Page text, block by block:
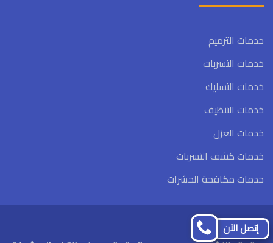
خدمات الترميم
خدمات التسربات
خدمات التسليك
خدمات التنظيف
خدمات العزل
خدمات كشف التسربات
خدمات مكافحة الحشرات
تابعنا
تابعنا
إتصل الآن